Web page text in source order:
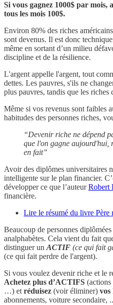
Si vous gagnez 1000$ par mois,
tous les mois 100$.
Environ 80% des riches
sont devenus. Il est donc
même en sortant d’un milieu
discipline et de la résilience.
L'argent appelle l'argent, tout
dettes. Les pauvres, s'ils ne
plus pauvres, tandis que les riches
Même si vos revenus sont faibles
habitudes des personnes riches,
“Devenir riche ne dépend
que l'on gagne aujourd'hui,
en fait”
Avoir des diplômes universitaires
intelligente sur le plan financier.
développer ce que l’auteurRobert
financière.
Lire le résumé du livre Père
Beaucoup de personnes
analphabètes. Cela vient du fait
distinguer unACTIF (ce qui fait
(ce qui fait perdre de l'argent).
Si vous voulez devenir riche et le
Achetez plus d’ACTIFS (actions
…) etréduisez (voir éliminer) vos
abonnements, voiture secondaire,